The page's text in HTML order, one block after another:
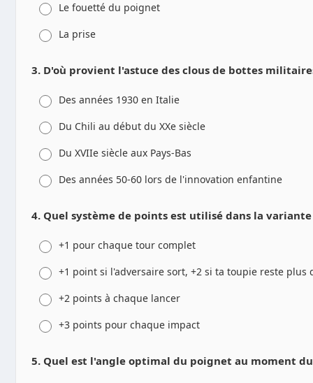
Le fouetté du poignet
La prise
3. D'où provient l'astuce des clous de bottes
Des années 1930 en Italie
Du Chili au début du XXe siècle
Du XVIIe siècle aux Pays-Bas
Des années 50-60 lors de l'innovation enfantine
4. Quel système de points est utilisé dans la
+1 pour chaque tour complet
+1 point si l'adversaire sort, +2 si ta toupie reste plus
+2 points à chaque lancer
+3 points pour chaque impact
5. Quel est l'angle optimal du poignet au moment